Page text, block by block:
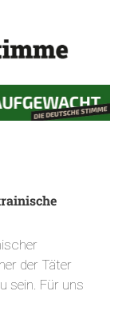
der Täter
sein. Für uns